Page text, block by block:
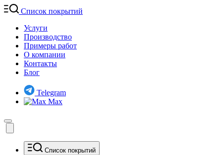
Список покрытий
Услуги
Производство
Примеры работ
О компании
Контакты
Блог
Telegram
Max
Список покрытий